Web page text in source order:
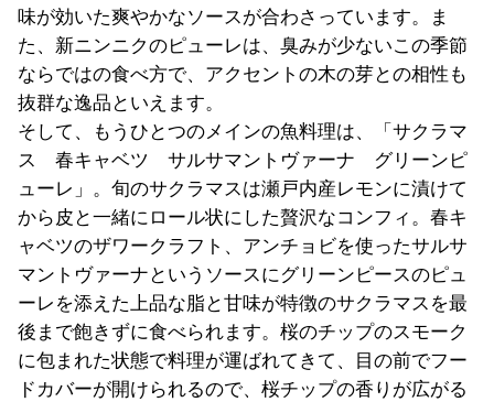
味が効いた爽やかなソースが合わさっています。ま
た、新ニンニクのピューレは、臭みが少ないこの季節
ならではの食べ方で、アクセントの木の芽との相性も
抜群な逸品といえます。
そして、もうひとつのメインの魚料理は、「サクラマ
ス 春キャベツ サルサマントヴァーナ グリーンピ
ューレ」。旬のサクラマスは瀬戸内産レモンに漬けて
から皮と一緒にロール状にした贅沢なコンフィ。春キ
ャベツのザワークラフト、アンチョビを使ったサルサ
マントヴァーナというソースにグリーンピースのピュ
ーレを添えた上品な脂と甘味が特徴のサクラマスを最
後まで飽きずに食べられます。桜のチップのスモーク
に包まれた状態で料理が運ばれてきて、目の前でフー
ドカバーが開けられるので、桜チップの香りが広がる